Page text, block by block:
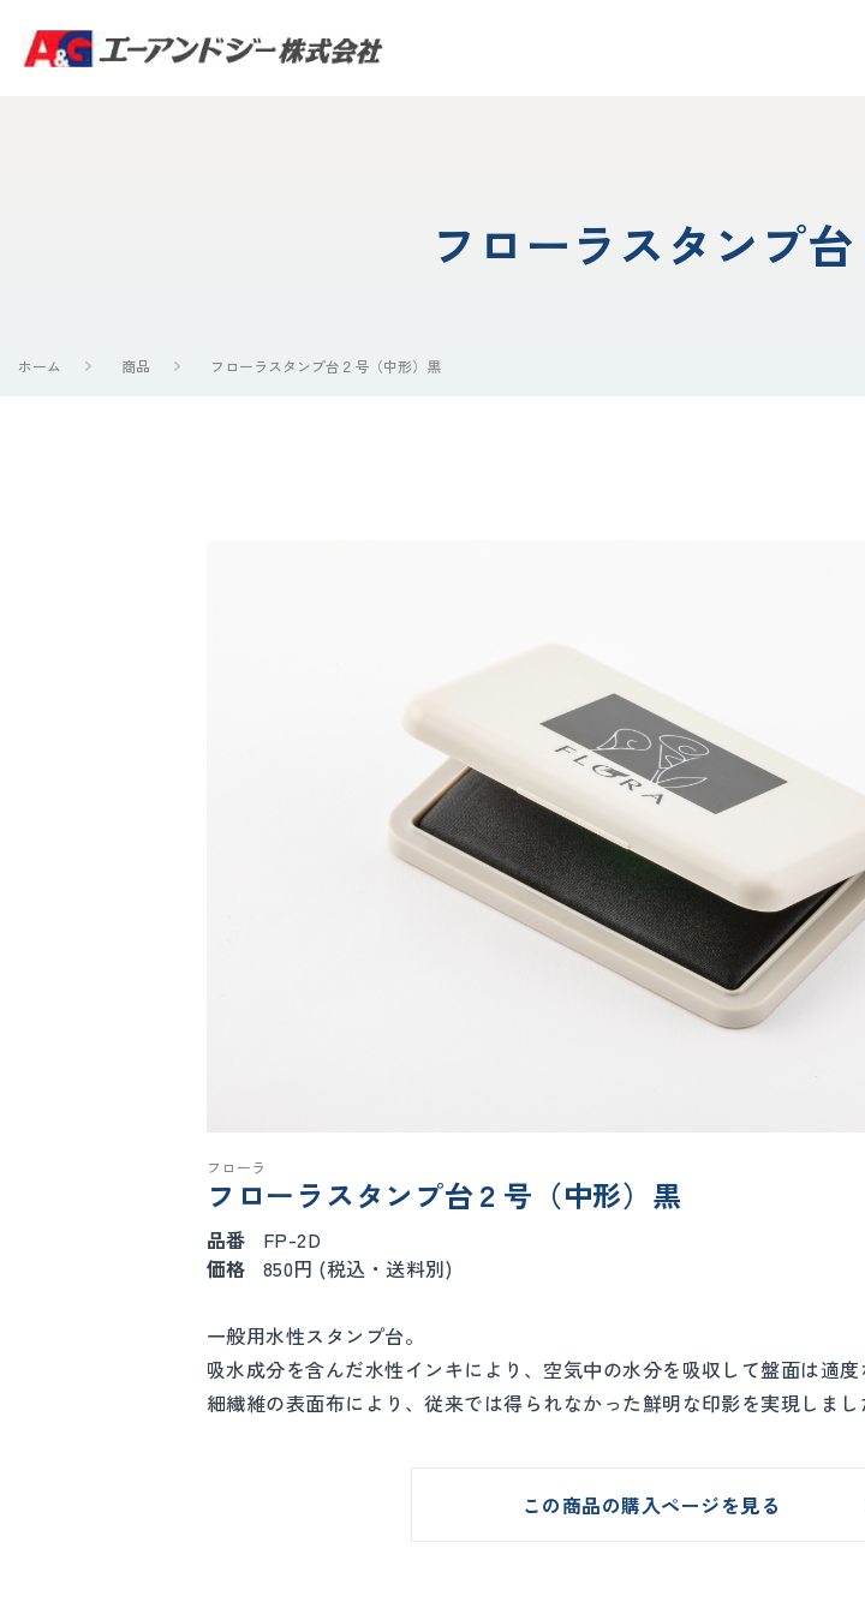
フローラスタンプ
ホーム 商品 フローラスタンプ台２号（中形）黒
フローラ
フローラスタンプ台２号（中形）黒
品番
FP-2D
価格
850円 (税込・送料別)
一般用水性スタンプ台。
吸水成分を含んだ水性インキにより、空気中の水分を吸収して盤面は適
細繊維の表面布により、従来では得られなかった鮮明な印影を実現しまし
この商品の購入ページを見る